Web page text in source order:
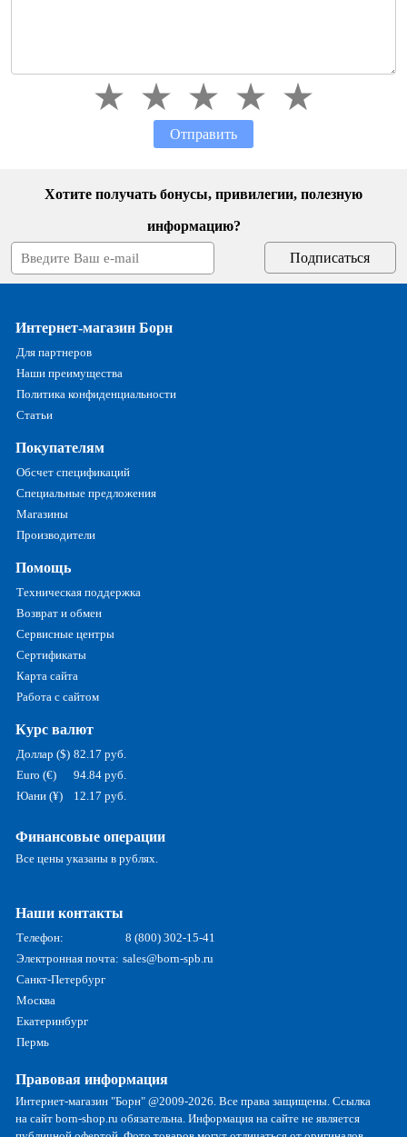
Отправить
Хотите получать бонусы, привилегии, полезную
информацию?
Интернет-магазин Борн
Для партнеров
Наши преимущества
Политика конфиденциальности
Статьи
Покупателям
Обсчет спецификаций
Специальные предложения
Магазины
Производители
Помощь
Техническая поддержка
Возврат и обмен
Сервисные центры
Сертификаты
Карта сайта
Работа с сайтом
Курс валют
Доллар ($) 82.17 руб.
Euro (€)
94.84 руб.
Юани (¥)
12.17 руб.
Финансовые операции
Все цены указаны в рублях.
Наши контакты
Телефон:
8 (800) 302-15-41
Электронная почта: sales@born-spb.ru
Санкт-Петербург
Москва
Екатеринбург
Пермь
Правовая информация
Интернет-магазин "Борн" @2009-2026. Все права защищены. Ссылка
на сайт born-shop.ru обязательна. Информация на сайте не является